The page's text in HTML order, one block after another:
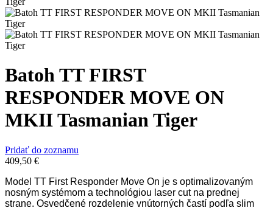
Batoh TT FIRST
RESPONDER MOVE ON
MKII Tasmanian Tiger
Pridať do zoznamu
409,50 €
Model TT First Responder Move On je s optimalizovaným
nosným systémom a technológiou laser cut na prednej
strane. Osvedčené rozdelenie vnútorných častí podľa slim